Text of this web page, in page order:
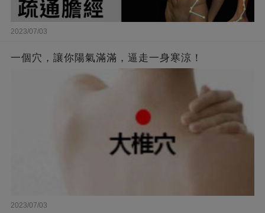
2023/07/03
一個穴，讓你陽氣滿滿，逼走一身寒涼！
2023/07/03